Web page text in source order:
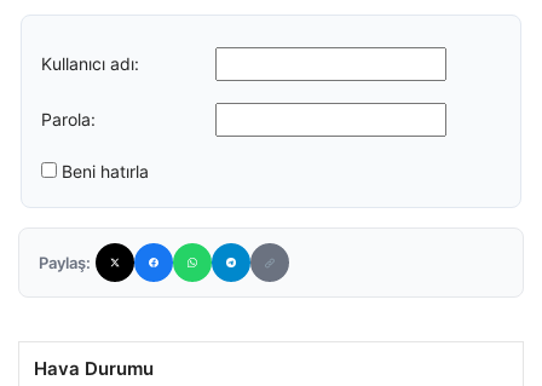
Kullanıcı adı:
Parola:
Beni hatırla
Paylaş:
Hava Durumu